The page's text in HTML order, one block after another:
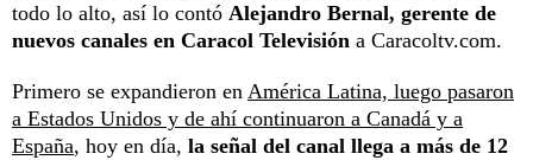
todo lo alto, así lo contó Alejandro Bernal, gerente de
nuevos canales en Caracol Televisión a Caracoltv.com.
Primero se expandieron en América Latina, luego pasaron
a Estados Unidos y de ahí continuaron a Canadá y a
España, hoy en día, la señal del canal llega a más de 12